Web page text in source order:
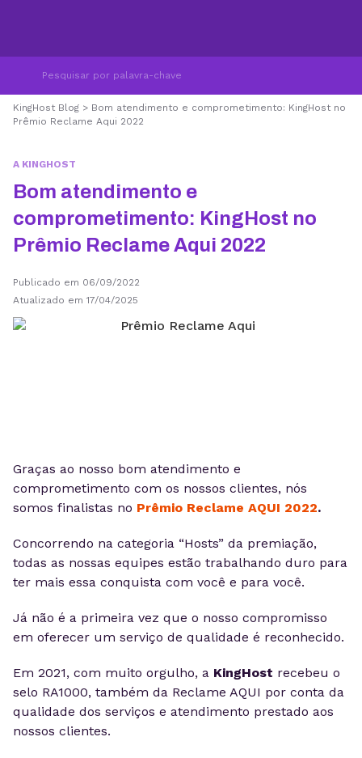
KingHost Blog > Bom atendimento e comprometimento: KingHost no
Prêmio Reclame Aqui 2022
A KINGHOST
Bom atendimento e
comprometimento: KingHost no
Prêmio Reclame Aqui 2022
Publicado em 06/09/2022
Atualizado em 17/04/2025
Graças ao nosso bom atendimento e
comprometimento com os nossos clientes, nós
somos finalistas no Prêmio Reclame AQUI 2022.
Concorrendo na categoria “Hosts” da premiação,
todas as nossas equipes estão trabalhando duro para
ter mais essa conquista com você e para você.
Já não é a primeira vez que o nosso compromisso
em oferecer um serviço de qualidade é reconhecido.
Em 2021, com muito orgulho, a KingHost recebeu o
selo RA1000, também da Reclame AQUI por conta da
qualidade dos serviços e atendimento prestado aos
nossos clientes.